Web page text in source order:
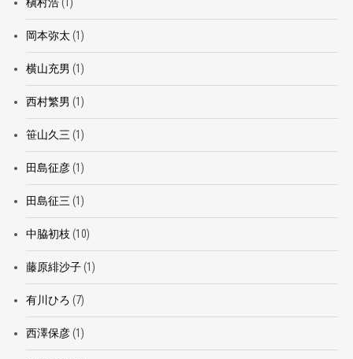
岡本弥太 (1)
横山充男 (1)
西村繁男 (1)
笹山久三 (1)
田島征彦(1)
田島征三 (1)
中脇初枝 (10)
藤原緋沙子(1)
有川ひろ (7)
西澤保彦(1)